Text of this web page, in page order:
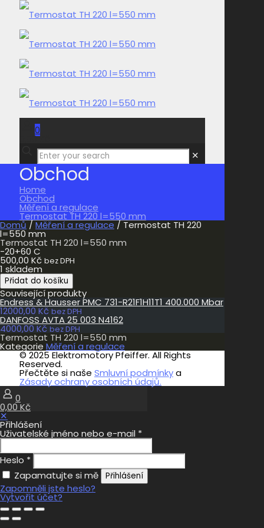
0
0,00 Kč
✕
Obchod
Home
Obchod
Měření a regulace
Termostat TH 220 l=550 mm
Domů / Měření a regulace / Termostat TH 220
l=550 mm
Termostat TH 220 l=550 mm
-20+60 C
500,00 Kč bez DPH
1 skladem
Termostat
TH
220
l=550
mm
množství
Přidat do košíku
Související produkty
Endress & Hausser PMC 731-R21F1H11T1 400.000 Mbar
12000,00 Kč bez DPH
DANFOSS AVTA 25 003 N4162
4000,00 Kč bez DPH
Termostat TH 220 l=550 mm
Kategorie Měření a regulace
© 2025 Elektromotory Pfeiffer. All Rights
Reserved.
Přečtěte si naše Smluvní podmínkya
Zásady ochrany osobních údajů.
0
0,00 Kč
✕
Přihlášení
Uživatelské jméno nebo e-mail *
Heslo *
Zapamatujte si mě
Přihlášení
Zapomněli jste heslo?
Vytvořit účet?